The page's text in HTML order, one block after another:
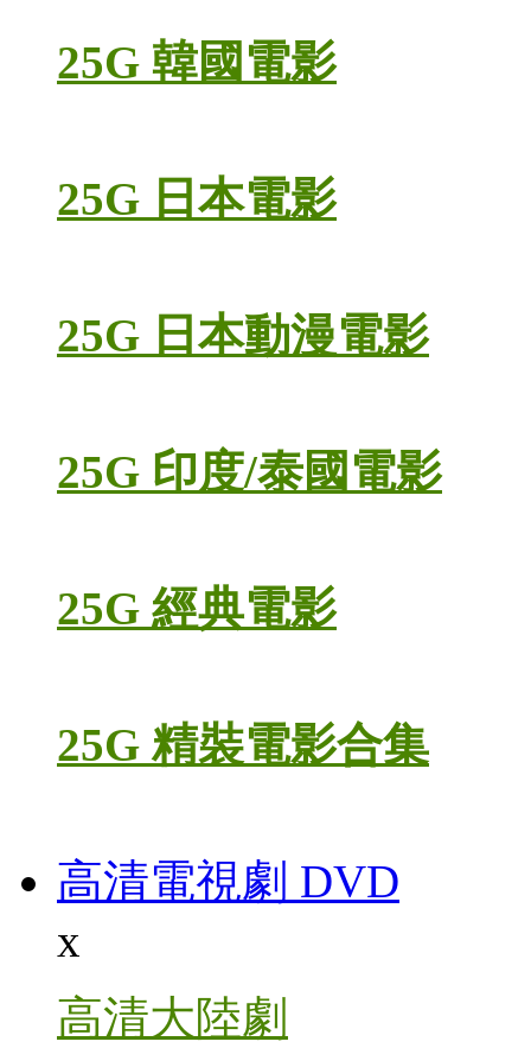
25G 韓國電影
25G 日本電影
25G 日本動漫電影
25G 印度/泰國電影
25G 經典電影
25G 精裝電影合集
高清電視劇 DVD
x
高清大陸劇